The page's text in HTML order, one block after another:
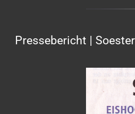
Pressebericht |